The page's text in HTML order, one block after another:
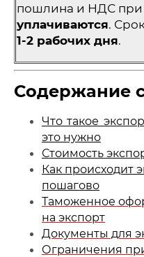
пошлина и НДС при
уплачиваются.
1-2 рабочих дня.
Содержание
Что такое
это нужно
Стоимость
Как происходит
пошагово
Таможенное
на экспорт
Документы для
Ограничения